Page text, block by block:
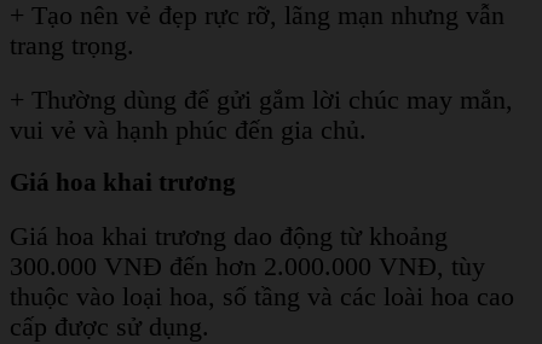
+ Tạo nên vẻ đẹp rực rỡ, lãng mạn nhưng vẫn
trang trọng.
+ Thường dùng để gửi gắm lời chúc may mắn,
vui vẻ và hạnh phúc đến gia chủ.
Giá hoa khai trương
Giá hoa khai trương dao động từ khoảng
300.000 VNĐ đến hơn 2.000.000 VNĐ, tùy
thuộc vào loại hoa, số tầng và các loài hoa cao
cấp được sử dụng.